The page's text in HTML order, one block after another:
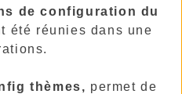
de configuration du
été réunies dans une
thèmes, permet de